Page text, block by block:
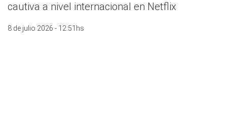
cautiva a nivel internacional en Netflix
8 de julio 2026 - 12:51hs